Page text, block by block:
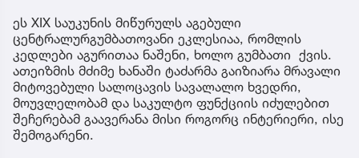
ეს XIX საუკუნის მიწურულს აგებული
ცენტრალურგუმბათოვანი ეკლესიაა, რომლის
კედლები აგურითაა ნაშენი, ხოლო გუმბათი ქვის.
ათეიზმის მძიმე ხანაში ტაძარმა გაიზიარა მრავალი
მიტოვებული სალოცავის სავალალო ხვედრი,
მოუვლელობამ და საკულტო ფუნქციის იძულებით
შეჩერებამ გაავერანა მისი როგორც ინტერიერი, ისე
შემოგარენი.